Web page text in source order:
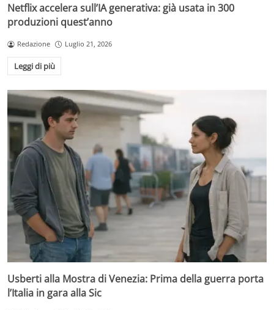
Netflix accelera sull’IA generativa: già usata in 300
produzioni quest’anno
Redazione Luglio 21, 2026
Leggi di più
Usberti alla Mostra di Venezia: Prima della guerra porta
l’Italia in gara alla Sic